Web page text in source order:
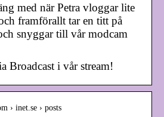
med när Petra vloggar lite
framförallt tar en titt på
snyggar till vår modcam
Broadcast i vår stream!
› inet.se › posts